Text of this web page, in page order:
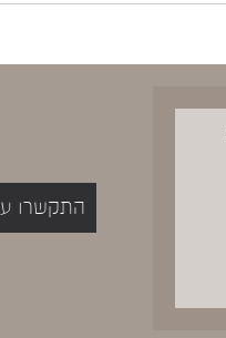
התקשרו עכשיו